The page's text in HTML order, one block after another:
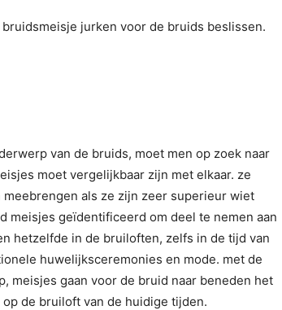
jurken voor de bruids beslissen.
van de bruids, moet men op zoek naar
moet vergelijkbaar zijn met elkaar. ze
als ze zijn zeer superieur wiet
meisjes geïdentificeerd om deel te nemen aan
hetzelfde in de bruiloften, zelfs in de tijd van
huwelijksceremonies en mode. met de
meisjes gaan voor de bruid naar beneden het
de bruiloft van de huidige tijden.